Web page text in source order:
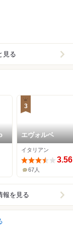
見る
3
エヴォルベ
イタリアン
3.56
67人
報を見る